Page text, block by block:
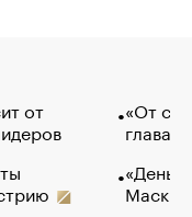
от
«От
глава
Маск в